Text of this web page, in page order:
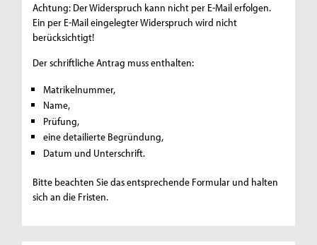
Achtung: Der Widerspruch kann nicht per E-Mail erfolgen.
Ein per E-Mail eingelegter Widerspruch wird nicht
berücksichtigt!
Der schriftliche Antrag muss enthalten:
Matrikelnummer,
Name,
Prüfung,
eine detailierte Begründung,
Datum und Unterschrift.
Bitte beachten Sie das entsprechende Formular und halten
sich an die Fristen.